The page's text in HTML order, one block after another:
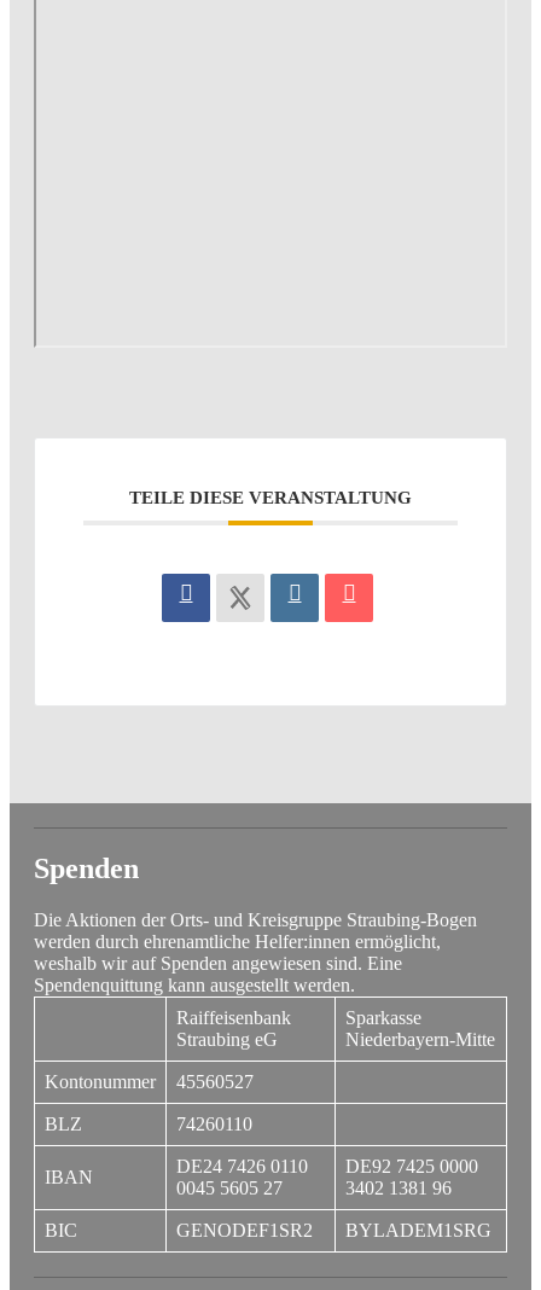
TEILE DIESE VERANSTALTUNG
Spenden
Die Aktionen der Orts- und Kreisgruppe Straubing-Bogen
werden durch ehrenamtliche Helfer:innen ermöglicht,
weshalb wir auf Spenden angewiesen sind. Eine
Spendenquittung kann ausgestellt werden.
Raiffeisenbank
Straubing eG
Sparkasse
Niederbayern-Mitte
Kontonummer 45560527
BLZ 74260110
IBAN
DE24 7426 0110
0045 5605 27
DE92 7425 0000
3402 1381 96
BIC GENODEF1SR2 BYLADEM1SRG